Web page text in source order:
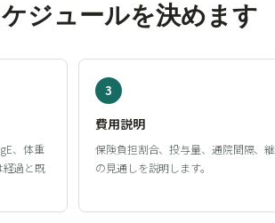
ジュールを決めます
、体重
経過と既
3
費用説明
保険負担割合、投与量、通院間隔、
の見通しを説明します。